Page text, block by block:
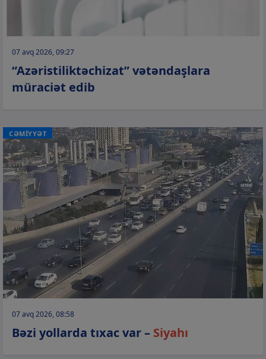
07 avq 2026, 09:27
“Azəristiliktəchizat” vətəndaşlara
müraciət edib
CƏMİYYƏT
07 avq 2026, 08:58
Bəzi yollarda tıxac var – Siyahı